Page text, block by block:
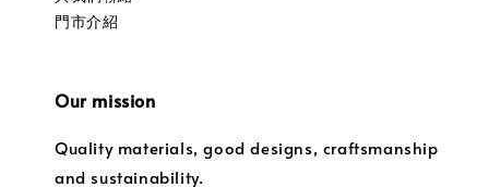
門市介紹
Our mission
Quality materials, good designs, craftsmanship
and sustainability.